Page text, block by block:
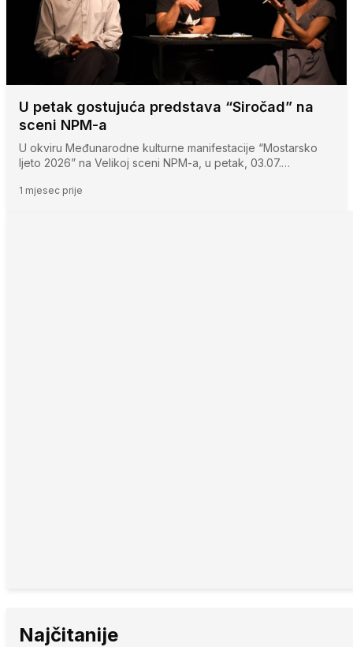
U petak gostujuća predstava “Siročad” na
sceni NPM-a
U okviru Međunarodne kulturne manifestacije “Mostarsko
ljeto 2026” na Velikoj sceni NPM-a, u petak, 03.07.…
1 mjesec prije
Najčitanije